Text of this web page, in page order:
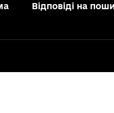
Відповіді на